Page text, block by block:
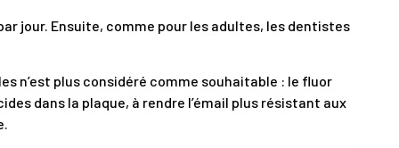
jour. Ensuite, comme pour les adultes, les dentistes
n’est plus considéré comme souhaitable : le fluor
dans la plaque, à rendre l’émail plus résistant aux